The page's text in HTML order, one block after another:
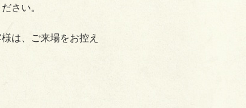
さい。
は、ご来場をお控え